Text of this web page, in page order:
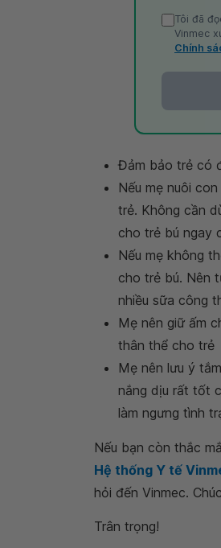
Tôi đã
Vinmec
Chính
Đảm bảo trẻ có
Nếu mẹ nuôi
trẻ. Không cần
cho trẻ bú ngay
Nếu mẹ không
cho trẻ bú. Nên
nhiều sữa công
Mẹ nên giữ ấm
thân thể cho trẻ
Mẹ nên lưu ý
nắng dịu rất tốt
làm ngưng tình
Nếu bạn còn thắc
Hệ thống Y tế
hỏi đến Vinmec.
Trân trọng!